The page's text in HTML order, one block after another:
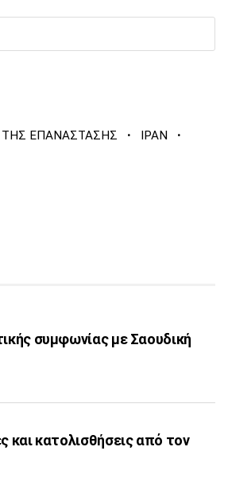
ΤΗΣ ΕΠΑΝΑΣΤΑΣΗΣ · ΙΡΑΝ ·
συμφωνίας με Σαουδική
και κατολισθήσεις από τον